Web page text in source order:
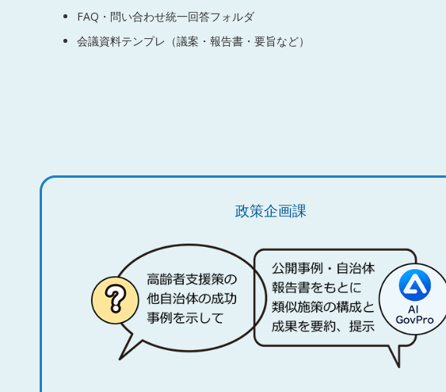
FAQ・問い合わせ統一回答フォルダ
会議資料テンプレ（議案・報告書・要旨など）
政策企画課